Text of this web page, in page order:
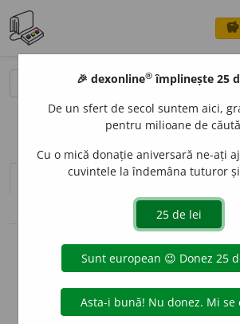
savings
sinteza definițiilor (2)
definiții (34)
pronunție volume_up
info
Aceste definiții sunt
echipa dexonline.
originale se află pe fila
Puteți reordona filele pe
🎉 dexonline® împlinește 25
De un sfert de secol suntem aici,
pentru milioane de
Cu o mică donație aniversară ne-ați
cuvintele la îndemâna tuturor